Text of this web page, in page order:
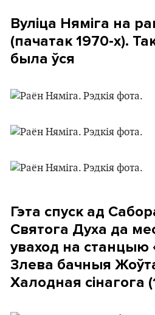
Вуліца Няміга на
(пачатак 1970-х).
была ўся
Гэта спуск ад
Святога Духа да
уваход на станцыю
Злева бачныя
Халодная сінагога